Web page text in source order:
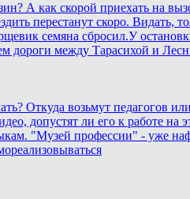
А как скорой приехать на
перестанут скоро.
семяна сбросил.У
дороги между Тарасихой и
Откуда возьмут педагогов
допустят ли его к работе
"Музей профессии" - уже